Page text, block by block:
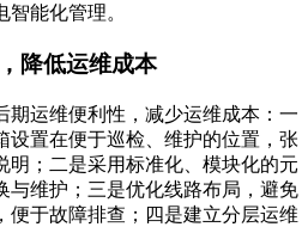
能化管理。
降低运维成本
期运维便利性，减少运维成本：一
设置在便于巡检、维护的位置，张
明；二是采用标准化、模块化的元
与维护；三是优化线路布局，避免
便于故障排查；四是建立分层运维